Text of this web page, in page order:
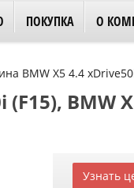
ПОКУПКА О
BMW X5 4.4
BMW
Узнать